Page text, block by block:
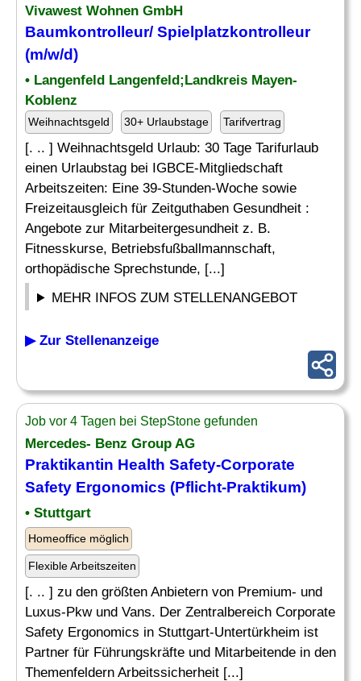
Vivawest Wohnen GmbH
Baumkontrolleur/ Spielplatzkontrolleur
(m/w/d)
• Langenfeld Langenfeld;Landkreis Mayen-
Koblenz
Weihnachtsgeld 30+ Urlaubstage Tarifvertrag
[. .. ] Weihnachtsgeld Urlaub: 30 Tage Tarifurlaub
einen Urlaubstag bei IGBCE-Mitgliedschaft
Arbeitszeiten: Eine 39-Stunden-Woche sowie
Freizeitausgleich für Zeitguthaben Gesundheit :
Angebote zur Mitarbeitergesundheit z. B.
Fitnesskurse, Betriebsfußballmannschaft,
orthopädische Sprechstunde, [...]
MEHR INFOS ZUM STELLENANGEBOT
▶ Zur Stellenanzeige
Job vor 4 Tagen bei StepStone gefunden
Mercedes- Benz Group AG
Praktikantin Health Safety-Corporate
Safety Ergonomics (Pflicht-Praktikum)
• Stuttgart
Homeoffice möglich
Flexible Arbeitszeiten
[. .. ] zu den größten Anbietern von Premium- und
Luxus-Pkw und Vans. Der Zentralbereich Corporate
Safety Ergonomics in Stuttgart-Untertürkheim ist
Partner für Führungskräfte und Mitarbeitende in den
Themenfeldern Arbeitssicherheit [...]